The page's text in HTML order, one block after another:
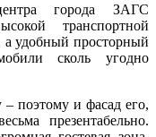
города ЗАГС
транспортной
а удобный просторный
сколь угодно
– поэтому и фасад его,
презентабельно.